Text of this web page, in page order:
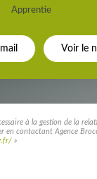
Apprentie
Voir le
à la gestion de la
en contactant Agence
»